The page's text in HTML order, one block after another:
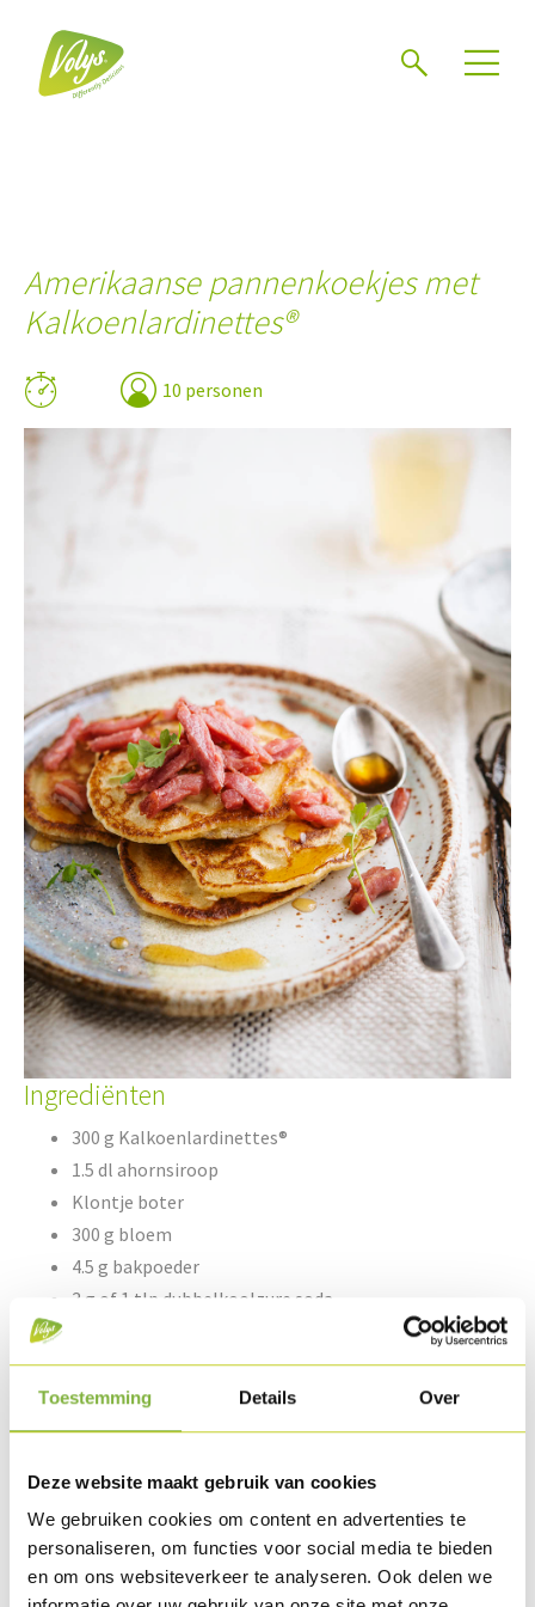
Toestemming Details Over
Deze website maakt gebruik van cookies
We gebruiken cookies om content en advertenties te
personaliseren, om functies voor social media te bieden
en om ons websiteverkeer te analyseren. Ook delen we
Amerikaanse pannenkoekjes met
Kalkoenlardinettes®
10 personen
Ingrediënten
300 g Kalkoenlardinettes®
1.5 dl ahornsiroop
Klontje boter
300 g bloem
4.5 g bakpoeder
3 g of 1 tlp dubbelkoolzure soda
½ tlp zout
5 dl melk
30 g gesmolten boter
Scheutje arachideolie